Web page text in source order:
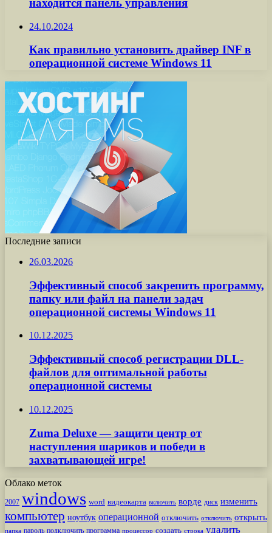
находится панель управления
24.10.2024
Как правильно установить драйвер INF в
операционной системе Windows 11
Последние записи
26.03.2026
Эффективный способ закрепить программу,
папку или файл на панели задач
операционной системы Windows 11
10.12.2025
Эффективный способ регистрации DLL-
файлов для оптимальной работы
операционной системы
10.12.2025
Zuma Deluxe — защити центр от
наступления шариков и победи в
захватывающей игре!
Облако меток
2007 windows word видеокарта включить ворде диск изменить
компьютер ноутбук операционной отключить отключить открыть
папка пароль подключить программа процессор создать строка удалить